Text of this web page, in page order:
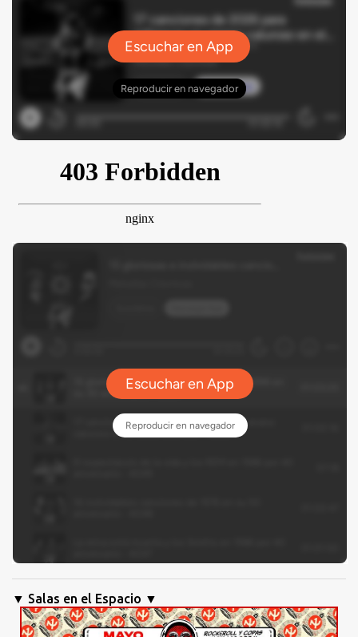
▼ Salas en el Espacio ▼